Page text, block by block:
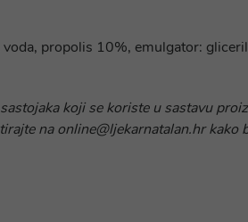
voda, propolis 10%, emulgator:
koji se koriste u sastavu
na online@ljekarnatalan.hr